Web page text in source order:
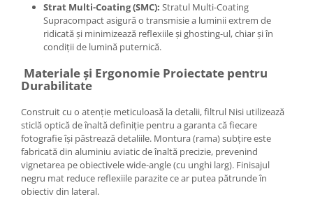
Strat Multi-Coating (SMC): Stratul Multi-Coating
Supracompact asigură o transmisie a luminii extrem de
ridicată și minimizează reflexiile și ghosting-ul, chiar și în
condiții de lumină puternică.
Materiale și Ergonomie Proiectate pentru
Durabilitate
Construit cu o atenție meticuloasă la detalii, filtrul Nisi utilizează
sticlă optică de înaltă definiție pentru a garanta că fiecare
fotografie își păstrează detaliile. Montura (rama) subțire este
fabricată din aluminiu aviatic de înaltă precizie, prevenind
vignetarea pe obiectivele wide-angle (cu unghi larg). Finisajul
negru mat reduce reflexiile parazite ce ar putea pătrunde în
obiectiv din lateral.